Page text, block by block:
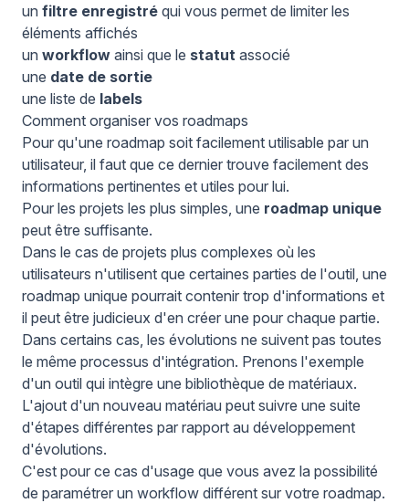
un filtre enregistré qui vous permet de limiter les
éléments affichés
un workflow ainsi que le statut associé
une date de sortie
une liste de labels
Comment organiser vos roadmaps
Pour qu'une roadmap soit facilement utilisable par un
utilisateur, il faut que ce dernier trouve facilement des
informations pertinentes et utiles pour lui.
Pour les projets les plus simples, une roadmap unique
peut être suffisante.
Dans le cas de projets plus complexes où les
utilisateurs n'utilisent que certaines parties de l'outil, une
roadmap unique pourrait contenir trop d'informations et
il peut être judicieux d'en créer une pour chaque partie.
Dans certains cas, les évolutions ne suivent pas toutes
le même processus d'intégration. Prenons l'exemple
d'un outil qui intègre une bibliothèque de matériaux.
L'ajout d'un nouveau matériau peut suivre une suite
d'étapes différentes par rapport au développement
d'évolutions.
C'est pour ce cas d'usage que vous avez la possibilité
de paramétrer un workflow différent sur votre roadmap.